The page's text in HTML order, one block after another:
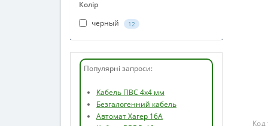
Колір
Кабель ПВС 4х4 мм
Безгалогенний кабель
Код